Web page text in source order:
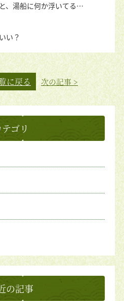
、湯船に何か浮いてる…
い？
に戻る 次の記事 >
ゴリ
の記事